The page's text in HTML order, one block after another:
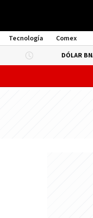
Tecnología
Comex
DÓLAR BNA$1,520.00